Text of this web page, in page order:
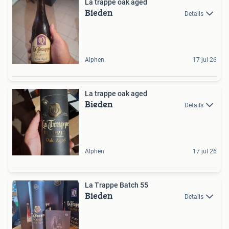
La trappe oak aged
Bieden Details
Alphen 17 jul 26
La trappe oak aged
Bieden Details
Alphen 17 jul 26
La Trappe Batch 55
Bieden Details